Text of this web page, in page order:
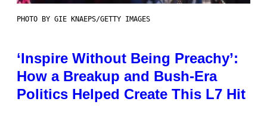
PHOTO BY GIE KNAEPS/GETTY IMAGES
‘Inspire Without Being Preachy’:
How a Breakup and Bush-Era
Politics Helped Create This L7 Hit